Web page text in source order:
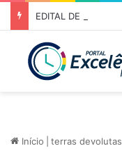
Início terras devolutas